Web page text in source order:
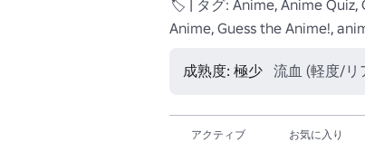
🏷️ | タグ: Anime, Anime Quiz,
Anime, Guess the Anime!,
成熟度: 極少 流血 (軽度/リ
アクティブ
お気に入り